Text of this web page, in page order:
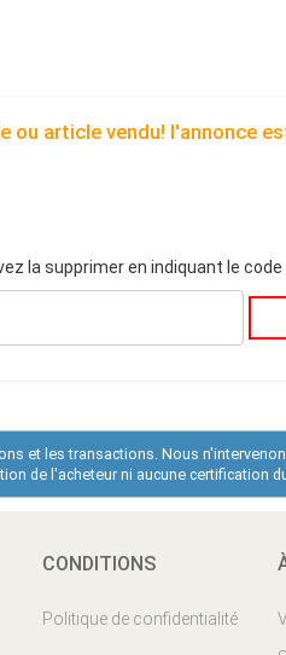
ou article vendu! l'annonce
la supprimer en indiquant le
et les transactions. Nous
de l'acheteur ni aucune certification
CONDITIONS
Politique de confidentialité